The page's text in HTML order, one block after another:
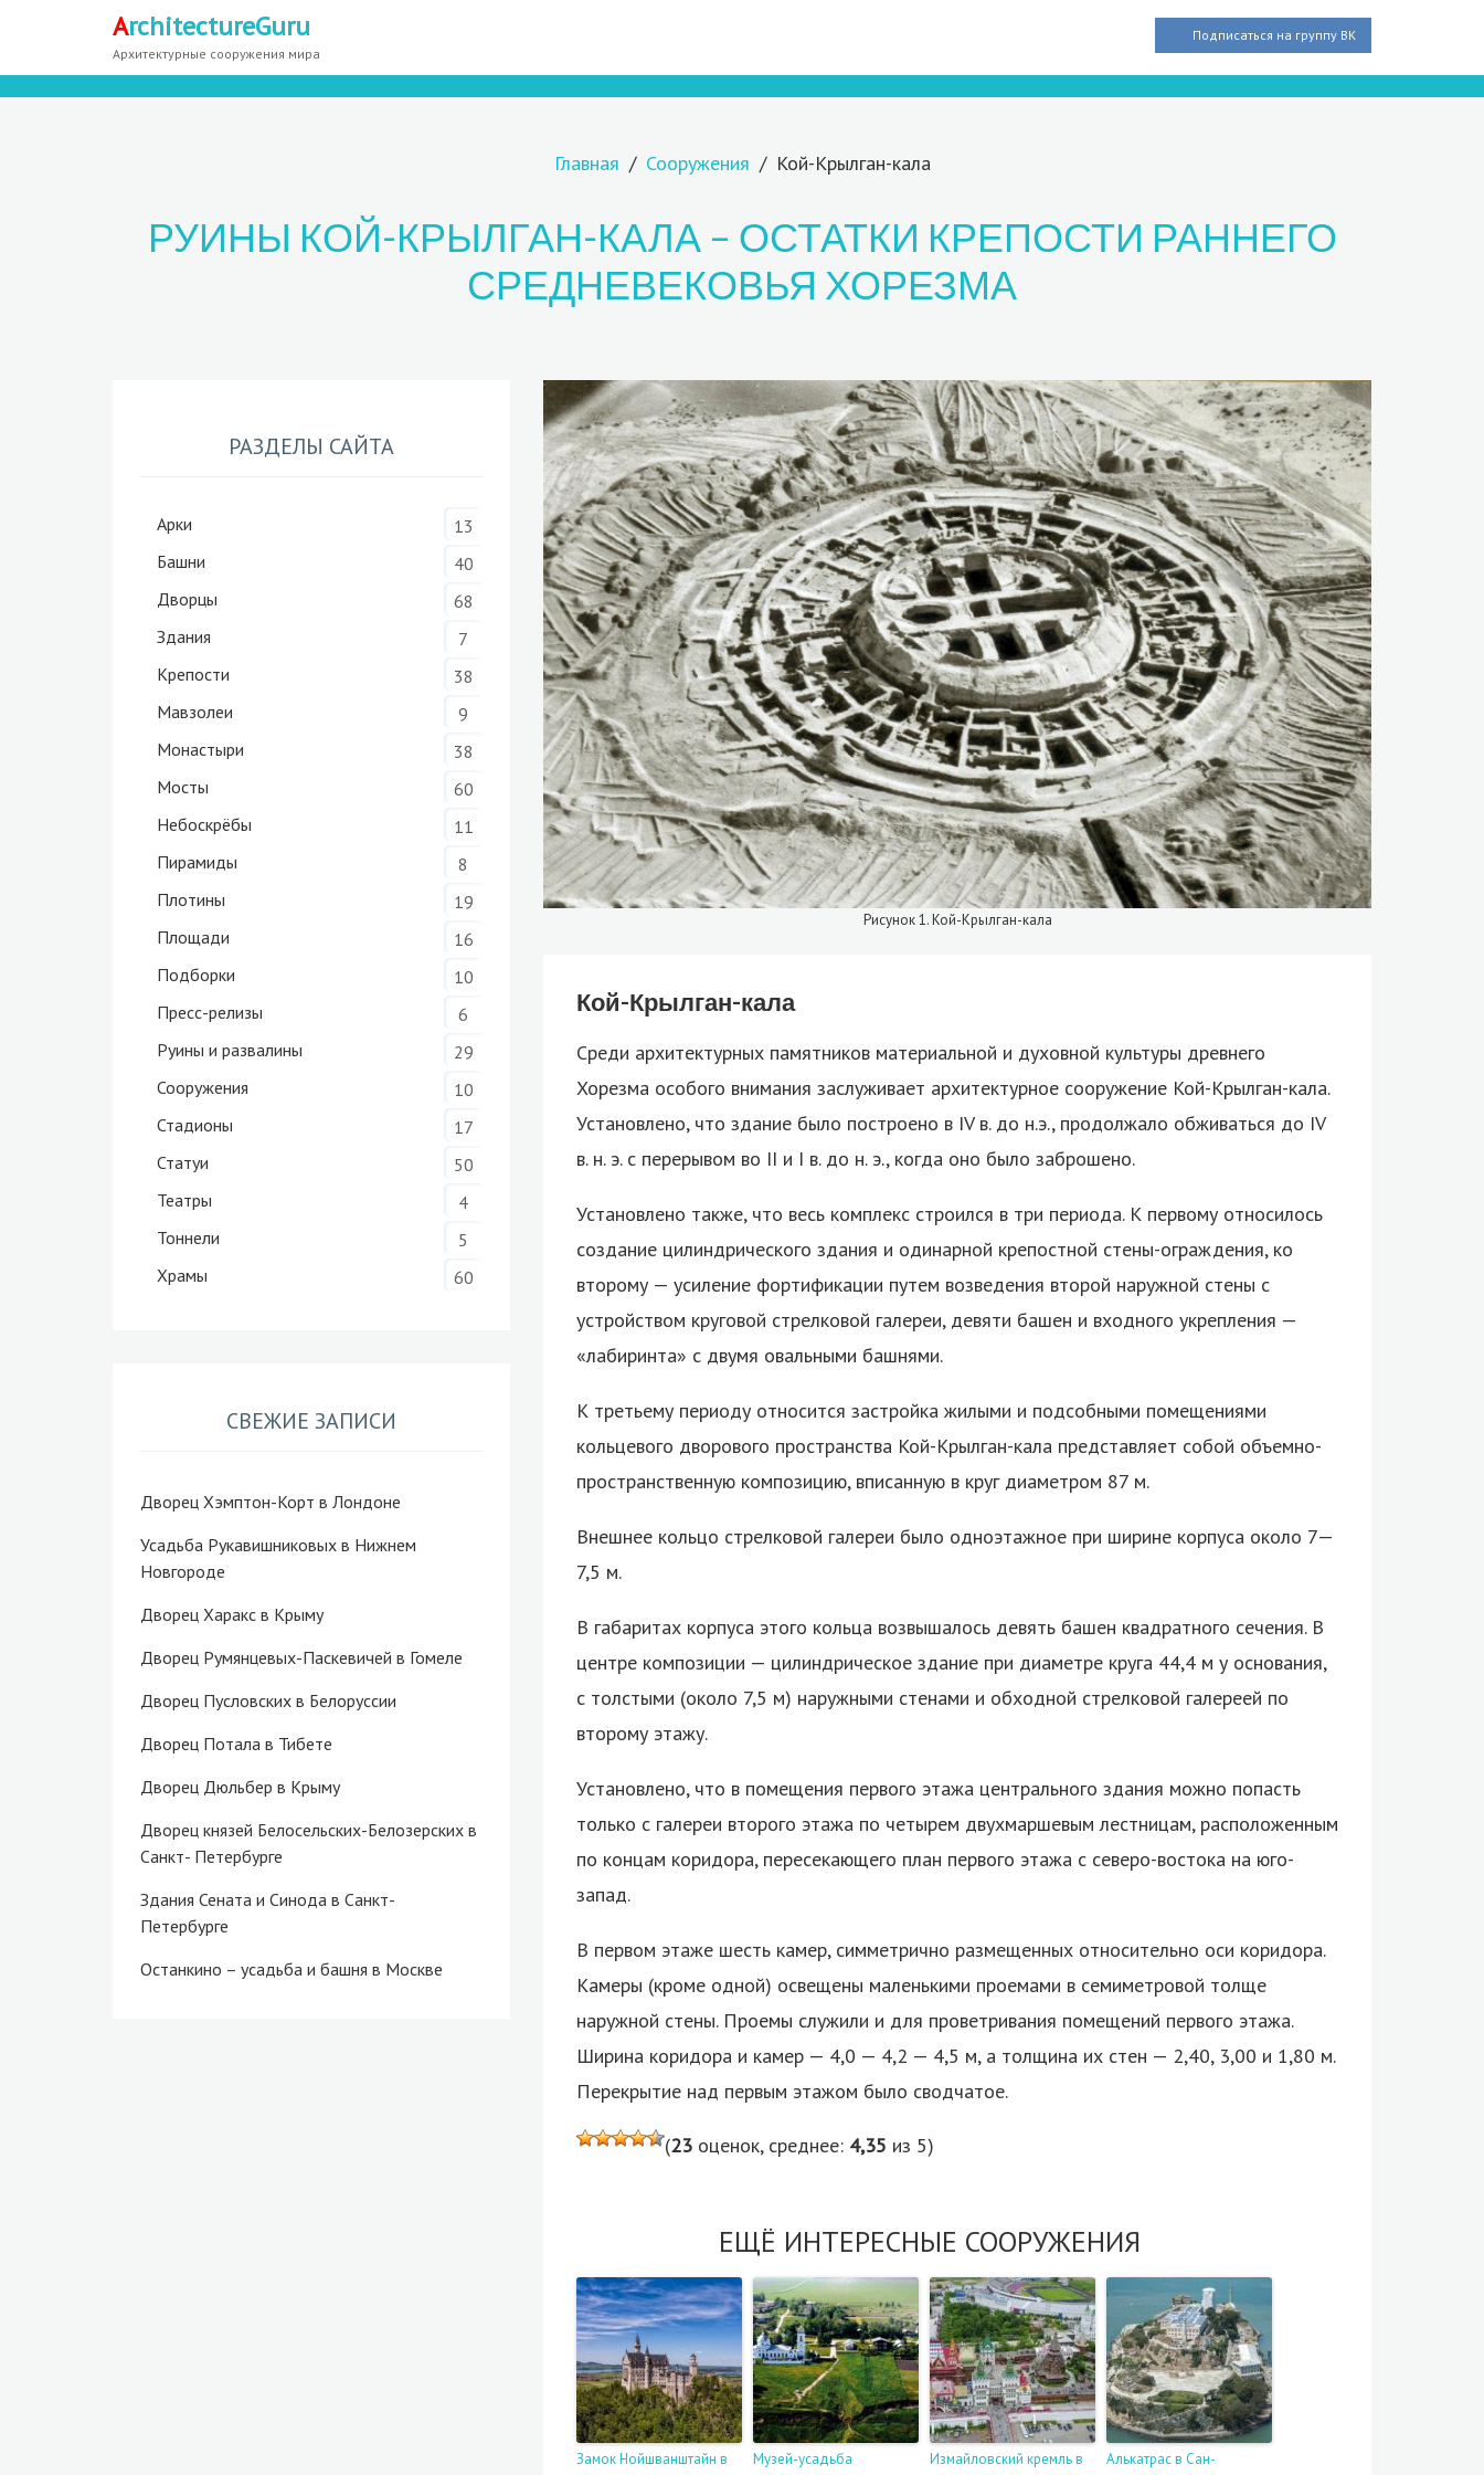
ArchitectureGuru
Архитектурные сооружения мира
Подписаться на группу ВК
Главная Сооружения Кой-Крылган-кала
РУИНЫ КОЙ-КРЫЛГАН-КАЛА – ОСТАТКИ КРЕПОСТИ РАННЕГО
СРЕДНЕВЕКОВЬЯ ХОРЕЗМА
Рисунок 1. Кой-Крылган-кала
Кой-Крылган-кала
Среди архитектурных памятников материальной и духовной культуры древнего
Хорезма особого внимания заслуживает архитектурное сооружение Кой-Крылган-кала.
Установлено, что здание было построено в IV в. до н.э., продолжало обживаться до IV
в. н. э. с перерывом во II и I в. до н. э., когда оно было заброшено.
Установлено также, что весь комплекс строился в три периода. К первому относилось
создание цилиндрического здания и одинарной крепостной стены-ограждения, ко
второму — усиление фортификации путем возведения второй наружной стены с
устройством круговой стрелковой галереи, девяти башен и входного укрепления —
«лабиринта» с двумя овальными башнями.
К третьему периоду относится застройка жилыми и подсобными помещениями
кольцевого дворового пространства Кой-Крылган-кала представляет собой объемно-
пространственную композицию, вписанную в круг диаметром 87 м.
Внешнее кольцо стрелковой галереи было одноэтажное при ширине корпуса около 7—
7,5 м.
В габаритах корпуса этого кольца возвышалось девять башен квадратного сечения. В
центре композиции — цилиндрическое здание при диаметре круга 44,4 м у основания,
с толстыми (около 7,5 м) наружными стенами и обходной стрелковой галереей по
второму этажу.
Установлено, что в помещения первого этажа центрального здания можно попасть
только с галереи второго этажа по четырем двухмаршевым лестницам, расположенным
по концам коридора, пересекающего план первого этажа с северо-востока на юго-
запад.
В первом этаже шесть камер, симметрично размещенных относительно оси коридора.
Камеры (кроме одной) освещены маленькими проемами в семиметровой толще
наружной стены. Проемы служили и для проветривания помещений первого этажа.
Ширина коридора и камер — 4,0 — 4,2 — 4,5 м, а толщина их стен — 2,40, 3,00 и 1,80 м.
Перекрытие над первым этажом было сводчатое.
(23 оценок, среднее: 4,35 из 5)
ЕЩЁ ИНТЕРЕСНЫЕ СООРУЖЕНИЯ
Замок Нойшванштайн в
Музей-усадьба
Измайловский кремль в
Алькатрас в Сан-
РАЗДЕЛЫ САЙТА
Арки
13
Башни
40
Дворцы
68
Здания
7
Крепости
38
Мавзолеи
9
Монастыри
38
Мосты
60
Небоскрёбы
11
Пирамиды
8
Плотины
19
Площади
16
Подборки
10
Пресс-релизы
6
Руины и развалины
29
Сооружения
10
Стадионы
17
Статуи
50
Театры
4
Тоннели
5
Храмы
60
СВЕЖИЕ ЗАПИСИ
Дворец Хэмптон-Корт в Лондоне
Усадьба Рукавишниковых в Нижнем
Новгороде
Дворец Харакс в Крыму
Дворец Румянцевых-Паскевичей в Гомеле
Дворец Пусловских в Белоруссии
Дворец Потала в Тибете
Дворец Дюльбер в Крыму
Дворец князей Белосельских-Белозерских в
Санкт- Петербурге
Здания Сената и Синода в Санкт-
Петербурге
Останкино – усадьба и башня в Москве